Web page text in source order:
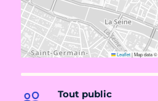
Leaflet|Map data ©
Tout public